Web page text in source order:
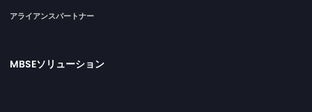
アライアンスパートナー
MBSEソリューション